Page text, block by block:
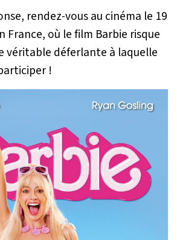
rendez-vous au cinéma le 19
France, où le film Barbie risque
véritable déferlante à laquelle
!